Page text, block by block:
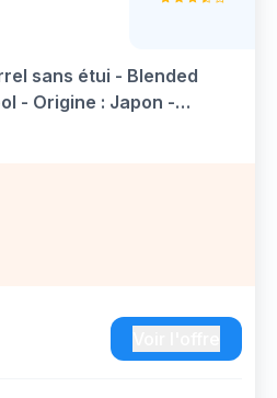
sans étui - Blended
- Origine : Japon -